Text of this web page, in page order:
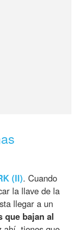
(II). Cuando
la llave de la
llegar a un
que bajan al